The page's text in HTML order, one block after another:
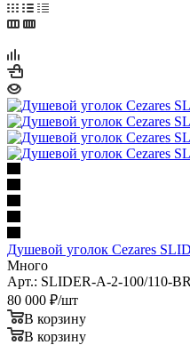
Душевой уголок Cezares
Много
Арт.: SLIDER-A-2-100/110-
80 000 ₽/шт
В корзину
В корзину